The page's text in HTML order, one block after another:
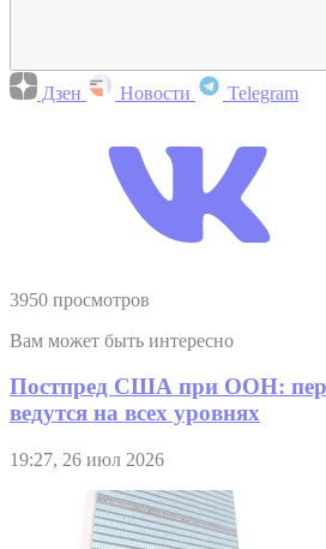
Дзен Новости Telegram
3950 просмотров
Вам может быть интересно
Постпред США при ООН:
ведутся на всех уровнях
19:27, 26 июл 2026